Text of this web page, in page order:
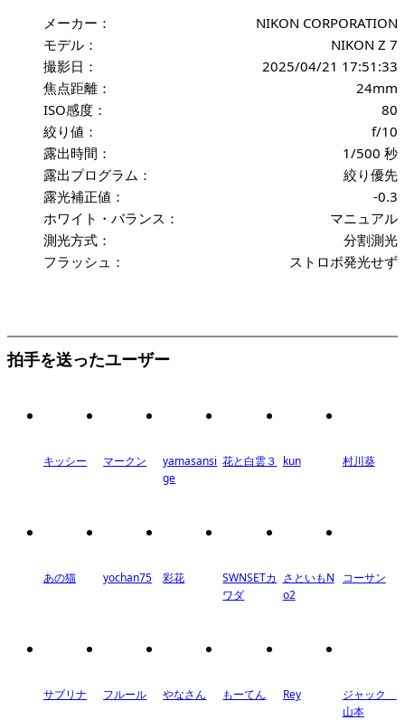
メーカー：
NIKON CORPORATION
モデル：
NIKON Z 7
撮影日：
2025/04/21 17:51:33
焦点距離：
24mm
ISO感度：
80
絞り値：
f/10
露出時間：
1/500 秒
露出プログラム：
絞り優先
露光補正値：
-0.3
ホワイト・バランス：
マニュアル
測光方式：
分割測光
フラッシュ：
ストロボ発光せず
拍手を送ったユーザー
キッシー マークン
yamasansi
ge
花と白雲３ kun 村川葵
あの猫 yochan75 彩花
SWNSETカ
ワダ
さといもN
o2
コーサン
サブリナ フルール やなさん もーてん Rey
ジャック
山本